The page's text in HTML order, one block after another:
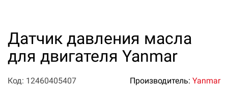
Датчик давления масла
для двигателя Yanmar
Код: 12460405407 Производитель: Yanmar